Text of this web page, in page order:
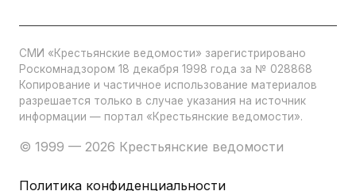
СМИ «Крестьянские ведомости» зарегистрировано
Роскомнадзором 18 декабря 1998 года за № 028868
Копирование и частичное использование материалов
разрешается только в случае указания на источник
информации — портал «Крестьянские ведомости».
© 1999 — 2026 Крестьянские ведомости
Политика конфиденциальности